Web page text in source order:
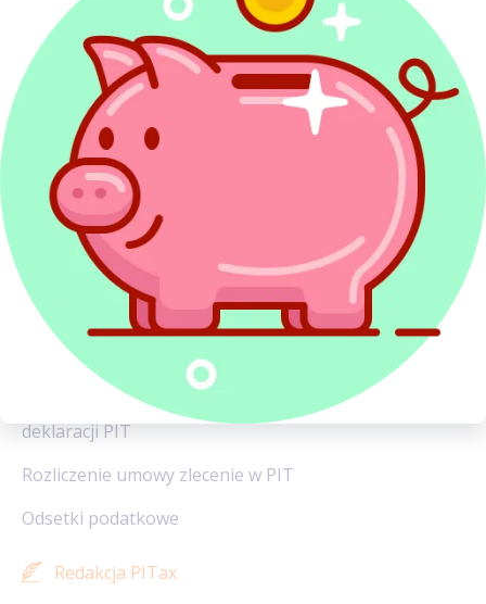
Sytuacje podatkowe
Terminy, wskaźniki i stawki
Sprawy urzędowe
Formularze podatkowe
Korekta PIT
Powiązane artykuły
Koszty uzyskania przychodu 2027
Do kiedy PIT 2027?
Kwota wolna od podatku 2027
Pełnomocnictwo do podpisywania
deklaracji PIT
Rozliczenie umowy zlecenie w PIT
Odsetki podatkowe
Redakcja PITax